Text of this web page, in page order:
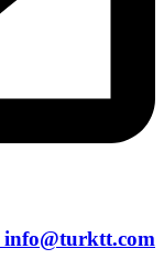
info@turktt.com